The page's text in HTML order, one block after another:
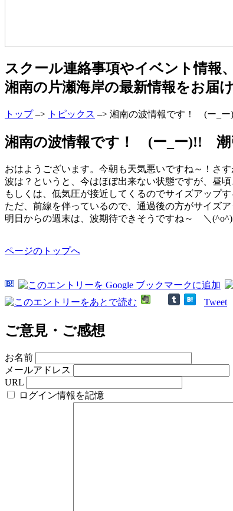
スクール連絡事項やイベント情報
湘南の片瀬海岸の最新情報をお届け
トップ–> トピックス –> 湘南の波情報です！ (ー_
湘南の波情報です！ (ー_ー)!! 潮
おはようございます。今朝も天気悪いですね～！さす
波は？というと、今はほぼ出来ない状態ですが、昼
もしくは、低気圧が接近してくるのでサイズアップ
ただ、前線を伴っているので、通過後の方がサイズ
明日からの週末は、波期待できそうですね～ ＼(^o^)
ページのトップへ
Tweet
ご意見・ご感想
お名前
メールアドレス
URL
ログイン情報を記憶